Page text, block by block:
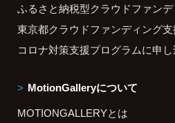
ふるさと納税型クラウドファン
東京都クラウドファンディング
コロナ対策支援プログラムに申
MotionGalleryについて
MOTIONGALLERYとは